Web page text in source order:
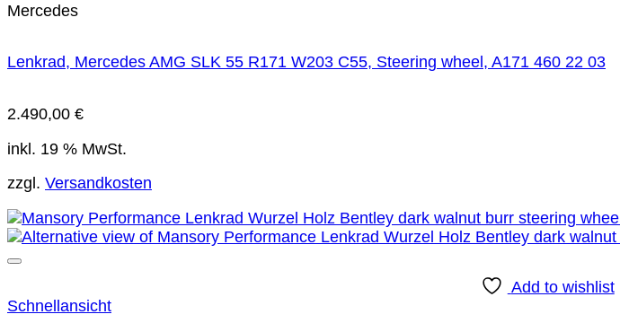
Mercedes
Lenkrad, Mercedes AMG SLK 55 R171 W203 C55, Steering wheel, A171 460 22 03
2.490,00 €
inkl. 19 % MwSt.
zzgl. Versandkosten
Add to wishlist
Schnellansicht